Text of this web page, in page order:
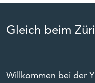
Gleich beim
Willkommen bei der